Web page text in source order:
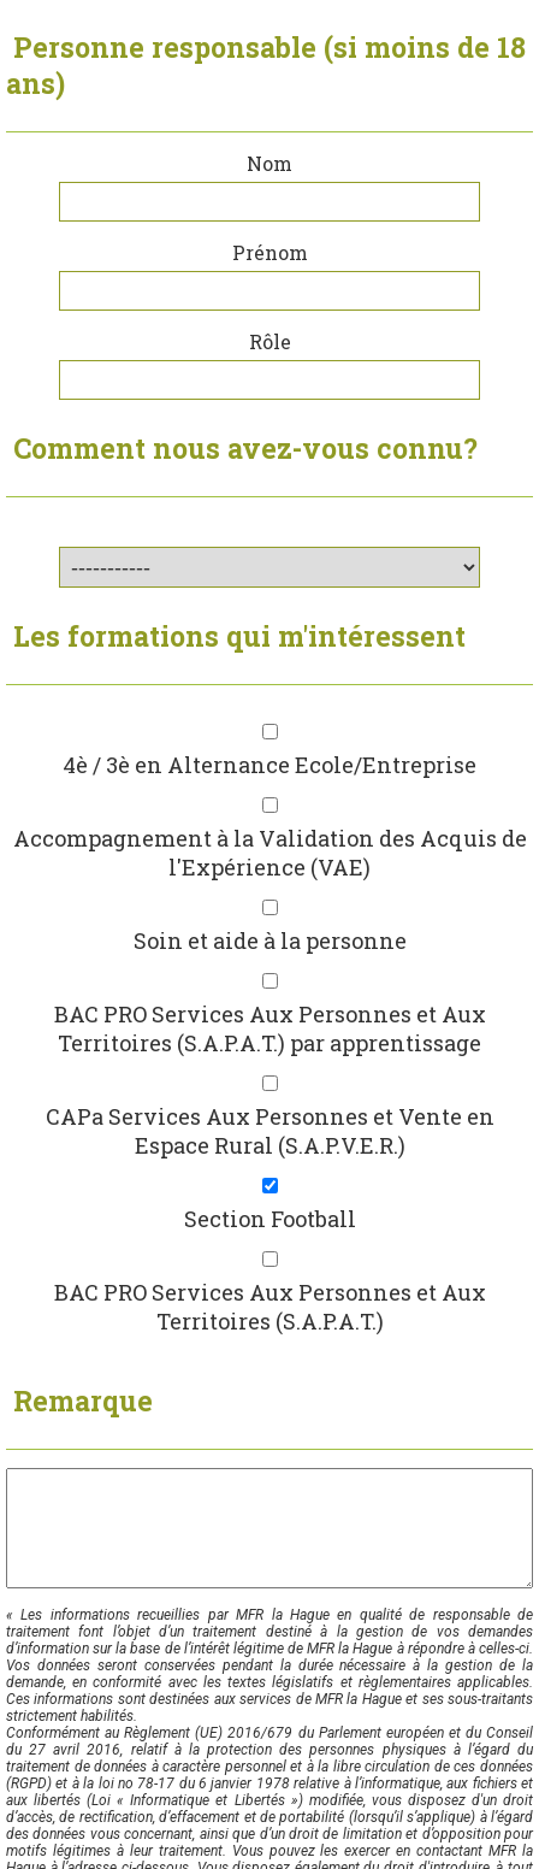
Personne responsable (si moins de 18
ans)
Nom
Prénom
Rôle
Comment nous avez-vous connu?
Les formations qui m'intéressent
4è / 3è en Alternance Ecole/Entreprise
Accompagnement à la Validation des Acquis de
l'Expérience (VAE)
Soin et aide à la personne
BAC PRO Services Aux Personnes et Aux
Territoires (S.A.P.A.T.) par apprentissage
CAPa Services Aux Personnes et Vente en
Espace Rural (S.A.P.V.E.R.)
Section Football
BAC PRO Services Aux Personnes et Aux
Territoires (S.A.P.A.T.)
Remarque
« Les informations recueillies par MFR la Hague en qualité de responsable de
traitement font l’objet d’un traitement destiné à la gestion de vos demandes
d’information sur la base de l’intérêt légitime de MFR la Hague à répondre à celles-ci.
Vos données seront conservées pendant la durée nécessaire à la gestion de la
demande, en conformité avec les textes législatifs et règlementaires applicables.
Ces informations sont destinées aux services de MFR la Hague et ses sous-traitants
strictement habilités.
Conformément au Règlement (UE) 2016/679 du Parlement européen et du Conseil
du 27 avril 2016, relatif à la protection des personnes physiques à l’égard du
traitement de données à caractère personnel et à la libre circulation de ces données
(RGPD) et à la loi no 78-17 du 6 janvier 1978 relative à l’informatique, aux fichiers et
aux libertés (Loi « Informatique et Libertés ») modifiée, vous disposez d'un droit
d’accès, de rectification, d’effacement et de portabilité (lorsqu’il s’applique) à l’égard
des données vous concernant, ainsi que d’un droit de limitation et d’opposition pour
motifs légitimes à leur traitement. Vous pouvez les exercer en contactant MFR la